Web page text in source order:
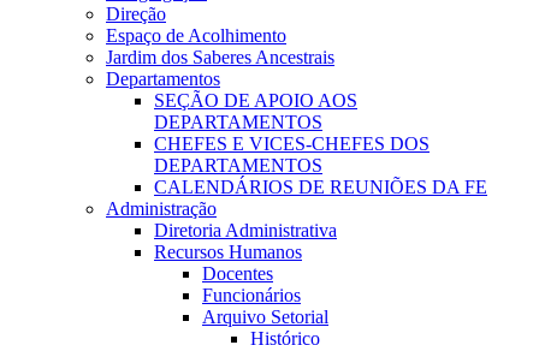
Direção
Espaço de Acolhimento
Jardim dos Saberes Ancestrais
Departamentos
SEÇÃO DE APOIO AOS
DEPARTAMENTOS
CHEFES E VICES-CHEFES DOS
DEPARTAMENTOS
CALENDÁRIOS DE REUNIÕES DA FE
Administração
Diretoria Administrativa
Recursos Humanos
Docentes
Funcionários
Arquivo Setorial
Histórico